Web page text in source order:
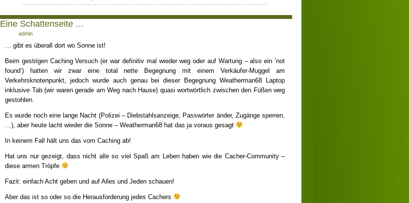
Eine Schattenseite …
admin
… gibt es überall dort wo Sonne ist!
Beim gestrigen Caching Versuch (er war definitiv mal wieder weg oder auf Wartung – also ein ’not
found‘) hatten wir zwar eine total nette Begegnung mit einem Verkäufer-Muggel am
Verkehrsknotenpunkt, jedoch wurde auch genau bei dieser Begegnung Weatherman68 Laptop
inklusive Tab (wir waren gerade am Weg nach Hause) quasi wortwörtlich zwischen den Füßen weg
gestohlen.
Es wurde noch eine lange Nacht (Polizei – Diebstahlsanzeige, Passwörter änder, Zugänge sperren,
…), aber heute lacht wieder die Sonne – Weatherman68 hat das ja voraus gesagt
In keinem Fall hält uns das vom Caching ab!
Hat uns nur gezeigt, dass nicht alle so viel Spaß am Leben haben wie die Cacher-Community –
diese armen Tröpfe
Fazit: einfach Acht geben und auf Alles und Jeden schauen!
Aber das ist so oder so die Herausforderung jedes Cachers